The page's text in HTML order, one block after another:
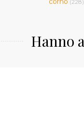
(228)
Hanno